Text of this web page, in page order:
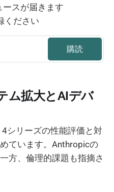
スが届きます
ください
ム拡大とAIデバ
シリーズの性能評価と対
ています。Anthropicの
方、倫理的課題も指摘さ